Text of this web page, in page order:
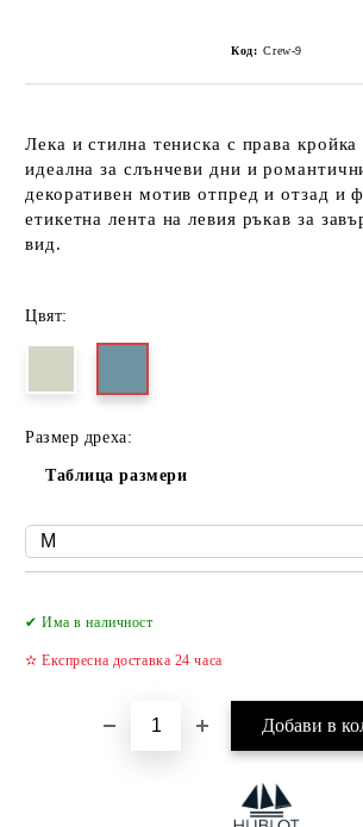
Код: Crew-9
Лека и стилна тениска с права кройка
идеална за слънчеви дни и
декоративен мотив отпред и отзад и
етикетна лента на левия ръкав за
вид.
Цвят:
Размер дреха:
Таблица размери
✔ Има в наличност
✫ Експресна доставка 24 часа